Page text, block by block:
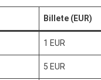
Billete (EUR)
1 EUR
5 EUR